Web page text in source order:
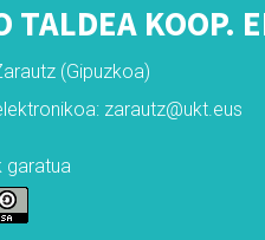
TALDEA KOOP.
(Gipuzkoa)
zarautz@ukt.eus
garatua